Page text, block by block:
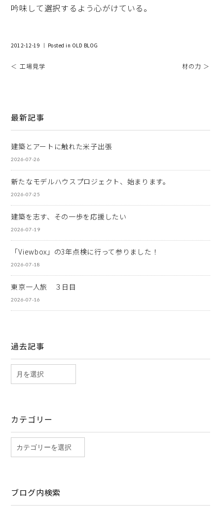
吟味して選択するよう心がけている。
2012-12-19 ｜ Posted in OLD BLOG
＜ 工場見学 材の力 ＞
最新記事
建築とアートに触れた米子出張
2026-07-26
新たなモデルハウスプロジェクト、始まります。
2026-07-25
建築を志す、その一歩を応援したい
2026-07-19
「Viewbox」の3年点検に行って参りました！
2026-07-18
東京一人旅 ３日目
2026-07-16
過去記事
カテゴリー
ブログ内検索